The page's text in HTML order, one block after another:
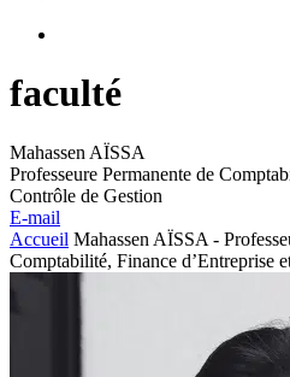
faculté
Mahassen AÏSSA
Professeure Permanente de
Contrôle de Gestion
E-mail
Accueil Mahassen AÏSSA -
Comptabilité, Finance d’Entreprise